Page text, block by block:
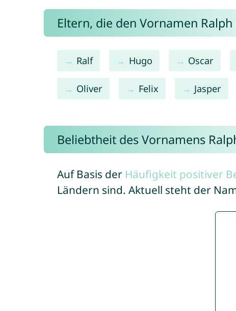
Eltern, die den Vornamen
Ralf Hugo Oscar
Oliver Felix Jasper
Beliebtheit des Vornamens
Auf Basis der Häufigkeit positiver
Ländern sind. Aktuell steht der